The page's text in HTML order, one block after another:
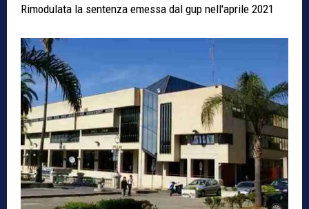
Rimodulata la sentenza emessa dal gup nell'aprile 2021